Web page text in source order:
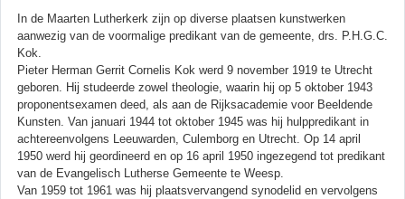
In de Maarten Lutherkerk zijn op diverse plaatsen kunstwerken
aanwezig van de voormalige predikant van de gemeente, drs. P.H.G.C.
Kok.
Pieter Herman Gerrit Cornelis Kok werd 9 november 1919 te Utrecht
geboren. Hij studeerde zowel theologie, waarin hij op 5 oktober 1943
proponentsexamen deed, als aan de Rijksacademie voor Beeldende
Kunsten. Van januari 1944 tot oktober 1945 was hij hulppredikant in
achtereenvolgens Leeuwarden, Culemborg en Utrecht. Op 14 april
1950 werd hij geordineerd en op 16 april 1950 ingezegend tot predikant
van de Evangelisch Lutherse Gemeente te Weesp.
Van 1959 tot 1961 was hij plaatsvervangend synodelid en vervolgens